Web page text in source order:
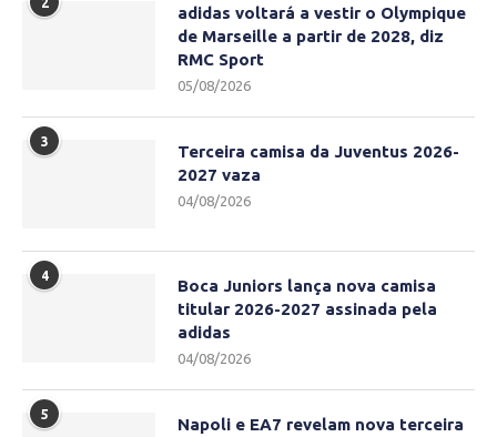
adidas voltará a vestir o Olympique
de Marseille a partir de 2028, diz
RMC Sport
05/08/2026
3
Terceira camisa da Juventus 2026-
2027 vaza
04/08/2026
4
Boca Juniors lança nova camisa
titular 2026-2027 assinada pela
adidas
04/08/2026
5
Napoli e EA7 revelam nova terceira